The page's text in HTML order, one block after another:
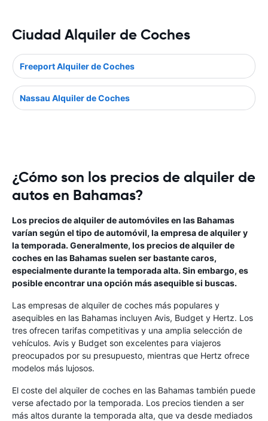
Ciudad Alquiler de Coches
Freeport Alquiler de Coches
Nassau Alquiler de Coches
¿Cómo son los precios de alquiler de
autos en Bahamas?
Los precios de alquiler de automóviles en las Bahamas
varían según el tipo de automóvil, la empresa de alquiler y
la temporada. Generalmente, los precios de alquiler de
coches en las Bahamas suelen ser bastante caros,
especialmente durante la temporada alta. Sin embargo, es
posible encontrar una opción más asequible si buscas.
Las empresas de alquiler de coches más populares y
asequibles en las Bahamas incluyen Avis, Budget y Hertz. Los
tres ofrecen tarifas competitivas y una amplia selección de
vehículos. Avis y Budget son excelentes para viajeros
preocupados por su presupuesto, mientras que Hertz ofrece
modelos más lujosos.
El coste del alquiler de coches en las Bahamas también puede
verse afectado por la temporada. Los precios tienden a ser
más altos durante la temporada alta, que va desde mediados